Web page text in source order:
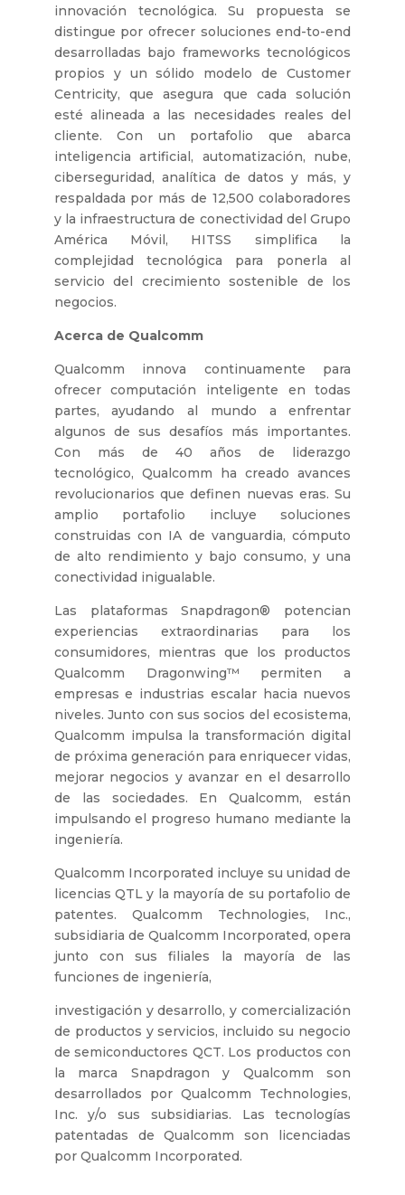
innovación tecnológica. Su propuesta se
distingue por ofrecer soluciones end-to-end
desarrolladas bajo frameworks tecnológicos
propios y un sólido modelo de Customer
Centricity, que asegura que cada solución
esté alineada a las necesidades reales del
cliente. Con un portafolio que abarca
inteligencia artificial, automatización, nube,
ciberseguridad, analítica de datos y más, y
respaldada por más de 12,500 colaboradores
y la infraestructura de conectividad del Grupo
América Móvil, HITSS simplifica la
complejidad tecnológica para ponerla al
servicio del crecimiento sostenible de los
negocios.
Acerca de Qualcomm
Qualcomm innova continuamente para
ofrecer computación inteligente en todas
partes, ayudando al mundo a enfrentar
algunos de sus desafíos más importantes.
Con más de 40 años de liderazgo
tecnológico, Qualcomm ha creado avances
revolucionarios que definen nuevas eras. Su
amplio portafolio incluye soluciones
construidas con IA de vanguardia, cómputo
de alto rendimiento y bajo consumo, y una
conectividad inigualable.
Las plataformas Snapdragon® potencian
experiencias extraordinarias para los
consumidores, mientras que los productos
Qualcomm Dragonwing™ permiten a
empresas e industrias escalar hacia nuevos
niveles. Junto con sus socios del ecosistema,
Qualcomm impulsa la transformación digital
de próxima generación para enriquecer vidas,
mejorar negocios y avanzar en el desarrollo
de las sociedades. En Qualcomm, están
impulsando el progreso humano mediante la
ingeniería.
Qualcomm Incorporated incluye su unidad de
licencias QTL y la mayoría de su portafolio de
patentes. Qualcomm Technologies, Inc.,
subsidiaria de Qualcomm Incorporated, opera
junto con sus filiales la mayoría de las
funciones de ingeniería,
investigación y desarrollo, y comercialización
de productos y servicios, incluido su negocio
de semiconductores QCT. Los productos con
la marca Snapdragon y Qualcomm son
desarrollados por Qualcomm Technologies,
Inc. y/o sus subsidiarias. Las tecnologías
patentadas de Qualcomm son licenciadas
por Qualcomm Incorporated.